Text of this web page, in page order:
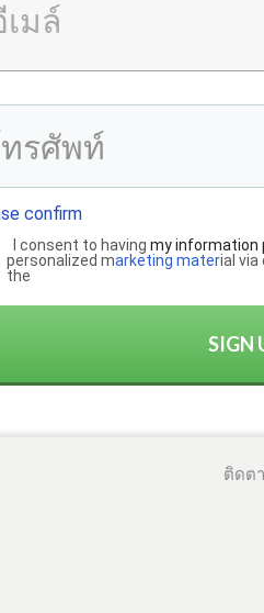
confirm
I consent to having my information
personalized marketing material via
the
SIGN
ติดต